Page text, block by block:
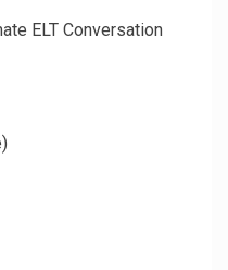
ELT Conversation